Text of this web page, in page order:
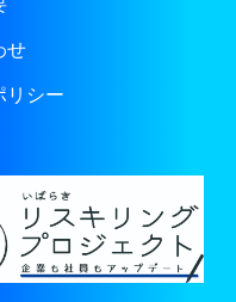
せ
リシー